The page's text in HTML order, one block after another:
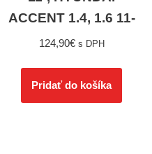
ACCENT 1.4, 1.6 11-
124,90€ s DPH
Pridať do košíka